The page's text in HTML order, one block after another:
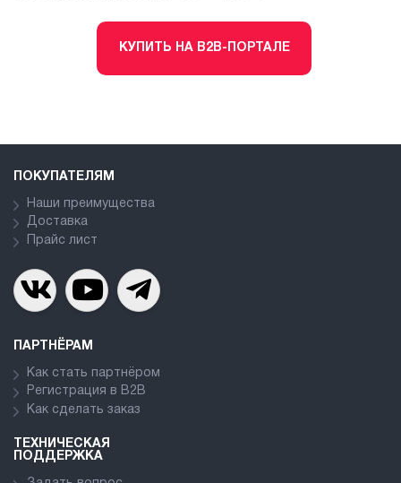
КУПИТЬ НА B2B-ПОРТАЛЕ
ПОКУПАТЕЛЯМ
Наши преимущества
Доставка
Прайс лист
ПАРТНЁРАМ
Как стать партнёром
Регистрация в В2В
Как сделать заказ
ТЕХНИЧЕСКАЯ
ПОДДЕРЖКА